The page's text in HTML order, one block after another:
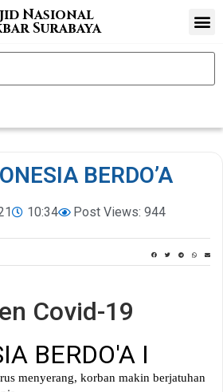
Nasional
Surabaya
BERDO’A
10:34 Post Views: 944
Covid-19